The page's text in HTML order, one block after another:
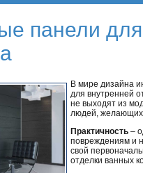
панели для
В мире дизайна
для внутренней
не выходят из
людей, желающих
Практичность –
повреждениям и
свой
отделки ванных